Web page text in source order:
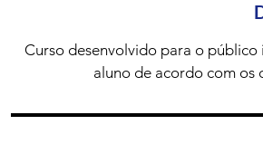
Curso desenvolvido para o
aluno de acordo com os